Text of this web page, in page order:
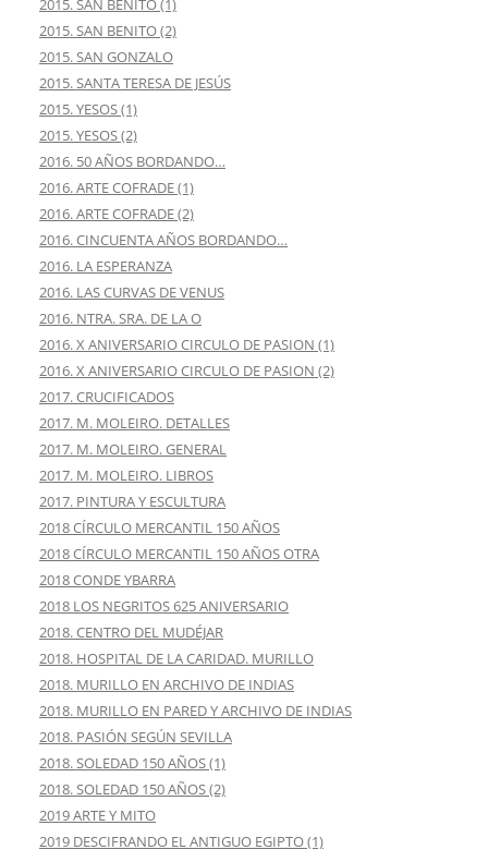
2015. SAN BENITO (1)
2015. SAN BENITO (2)
2015. SAN GONZALO
2015. SANTA TERESA DE JESÚS
2015. YESOS (1)
2015. YESOS (2)
2016. 50 AÑOS BORDANDO…
2016. ARTE COFRADE (1)
2016. ARTE COFRADE (2)
2016. CINCUENTA AÑOS BORDANDO…
2016. LA ESPERANZA
2016. LAS CURVAS DE VENUS
2016. NTRA. SRA. DE LA O
2016. X ANIVERSARIO CIRCULO DE PASION (1)
2016. X ANIVERSARIO CIRCULO DE PASION (2)
2017. CRUCIFICADOS
2017. M. MOLEIRO. DETALLES
2017. M. MOLEIRO. GENERAL
2017. M. MOLEIRO. LIBROS
2017. PINTURA Y ESCULTURA
2018 CÍRCULO MERCANTIL 150 AÑOS
2018 CÍRCULO MERCANTIL 150 AÑOS OTRA
2018 CONDE YBARRA
2018 LOS NEGRITOS 625 ANIVERSARIO
2018. CENTRO DEL MUDÉJAR
2018. HOSPITAL DE LA CARIDAD. MURILLO
2018. MURILLO EN ARCHIVO DE INDIAS
2018. MURILLO EN PARED Y ARCHIVO DE INDIAS
2018. PASIÓN SEGÚN SEVILLA
2018. SOLEDAD 150 AÑOS (1)
2018. SOLEDAD 150 AÑOS (2)
2019 ARTE Y MITO
2019 DESCIFRANDO EL ANTIGUO EGIPTO (1)